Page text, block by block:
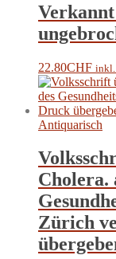
22.80CHF inkl.
Antiquarisch
Cholera.
Zürich